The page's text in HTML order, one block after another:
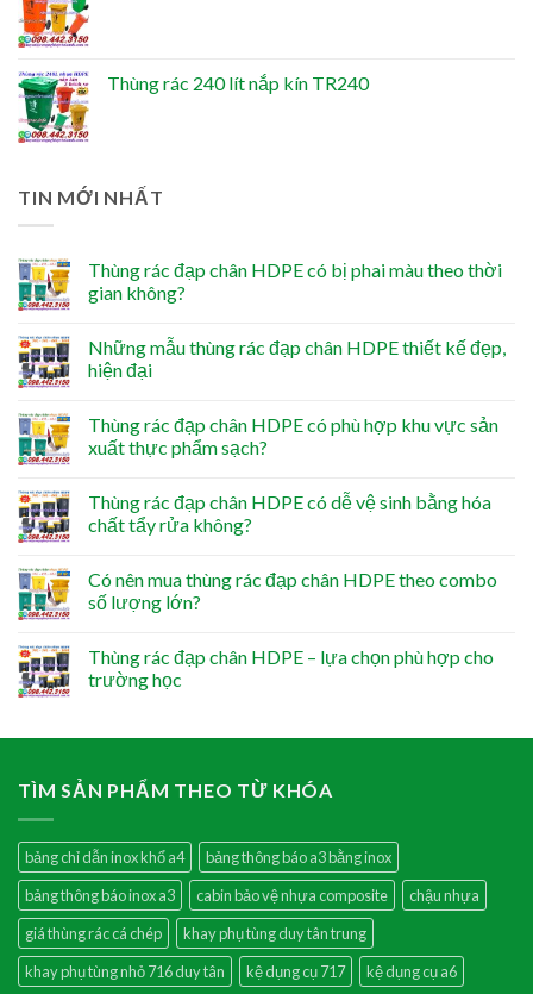
Thùng rác 240 lít nắp kín TR240
TIN MỚI NHẤT
Thùng rác đạp chân HDPE có bị phai màu theo thời
gian không?
Những mẫu thùng rác đạp chân HDPE thiết kế đẹp,
hiện đại
Thùng rác đạp chân HDPE có phù hợp khu vực sản
xuất thực phẩm sạch?
Thùng rác đạp chân HDPE có dễ vệ sinh bằng hóa
chất tẩy rửa không?
Có nên mua thùng rác đạp chân HDPE theo combo
số lượng lớn?
Thùng rác đạp chân HDPE – lựa chọn phù hợp cho
trường học
TÌM SẢN PHẨM THEO TỪ KHÓA
bảng chỉ dẫn inox khổ a4
bảng thông báo a3 bằng inox
bảng thông báo inox a3
cabin bảo vệ nhựa composite
chậu nhựa
giá thùng rác cá chép
khay phụ tùng duy tân trung
khay phụ tùng nhỏ 716 duy tân
kệ dụng cụ 717
kệ dụng cụ a6